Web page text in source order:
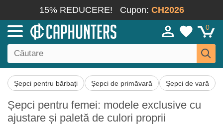
15% REDUCERE! Cupon: CH2026
0
Șepci pentru bărbați Șepci de primăvară Șepci de vară
Șepci pentru femei: modele exclusive cu
ajustare și paletă de culori proprii